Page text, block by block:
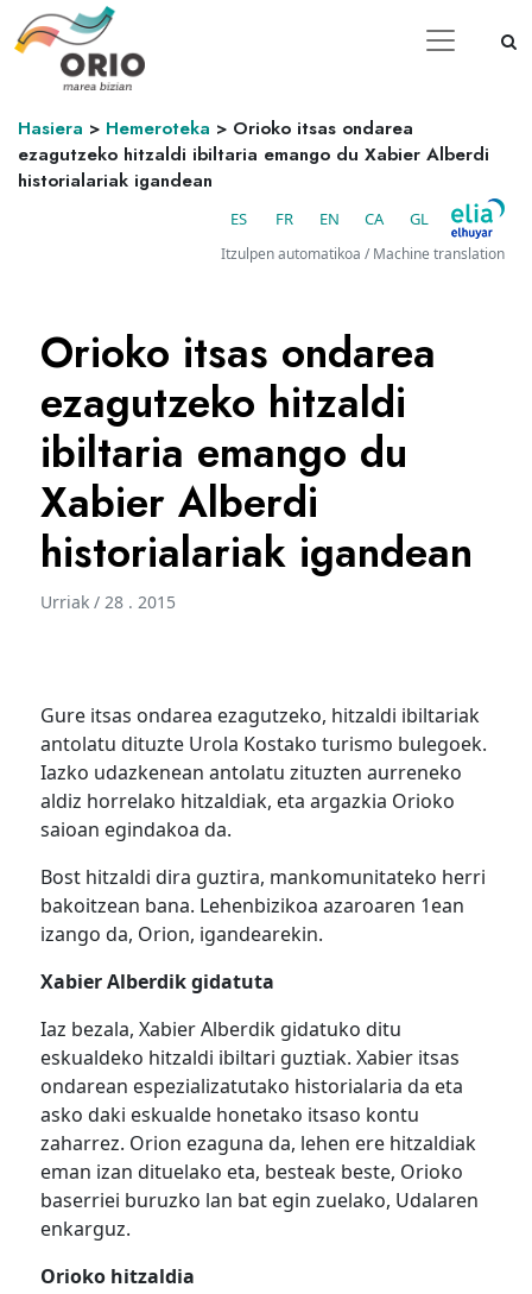
Hasiera > Hemeroteka > Orioko itsas ondarea
ezagutzeko hitzaldi ibiltaria emango du Xabier Alberdi
historialariak igandean
ES FR EN CA GL
Itzulpen automatikoa / Machine translation
Orioko itsas ondarea
ezagutzeko hitzaldi
ibiltaria emango du
Xabier Alberdi
historialariak igandean
Urriak / 28 . 2015
Gure itsas ondarea ezagutzeko, hitzaldi ibiltariak
antolatu dituzte Urola Kostako turismo bulegoek.
Iazko udazkenean antolatu zituzten aurreneko
aldiz horrelako hitzaldiak, eta argazkia Orioko
saioan egindakoa da.
Bost hitzaldi dira guztira, mankomunitateko herri
bakoitzean bana. Lehenbizikoa azaroaren 1ean
izango da, Orion, igandearekin.
Xabier Alberdik gidatuta
Iaz bezala, Xabier Alberdik gidatuko ditu
eskualdeko hitzaldi ibiltari guztiak. Xabier itsas
ondarean espezializatutako historialaria da eta
asko daki eskualde honetako itsaso kontu
zaharrez. Orion ezaguna da, lehen ere hitzaldiak
eman izan dituelako eta, besteak beste, Orioko
baserriei buruzko lan bat egin zuelako, Udalaren
enkarguz.
Orioko hitzaldia